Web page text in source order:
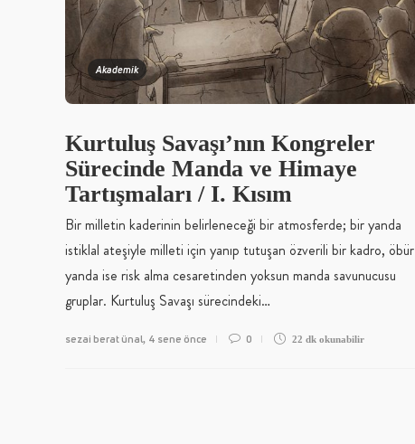
Akademik
Kurtuluş Savaşı’nın Kongreler
Sürecinde Manda ve Himaye
Tartışmaları / I. Kısım
Bir milletin kaderinin belirleneceği bir atmosferde; bir yanda
istiklal ateşiyle milleti için yanıp tutuşan özverili bir kadro, öbür
yanda ise risk alma cesaretinden yoksun manda savunucusu
gruplar. Kurtuluş Savaşı sürecindeki…
sezai berat ünal, 4 sene önce 0 22 dk okunabilir